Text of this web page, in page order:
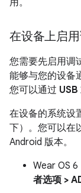
用。
在设备上启
您需要先启用调
能够与您的设备
您可以通过 USB
在设备的系统设
下）。您可以在
Android 版本。
Wear OS 6
者选项 >